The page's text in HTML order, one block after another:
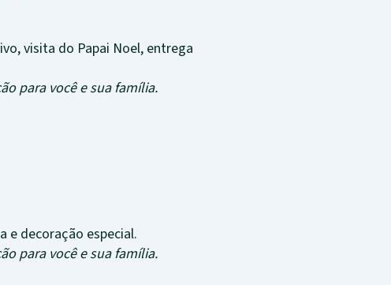
visita do Papai Noel, entrega
para você e sua família.
e decoração especial.
para você e sua família.